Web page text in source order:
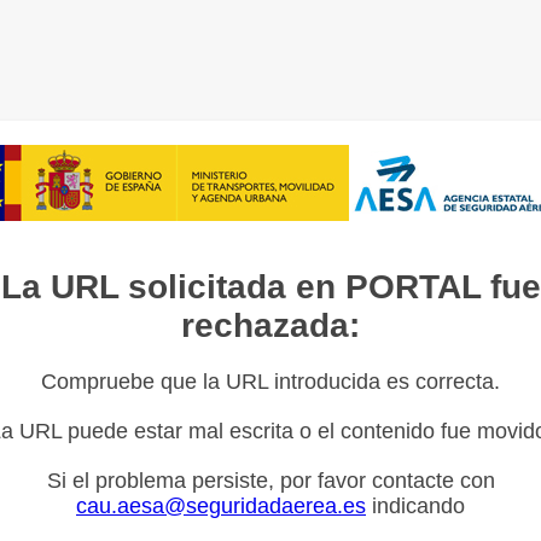
La URL solicitada en PORTAL fue
rechazada:
Compruebe que la URL introducida es correcta.
URL puede estar mal escrita o el contenido fue
Si el problema persiste, por favor contacte con
cau.aesa@seguridadaerea.es indicando